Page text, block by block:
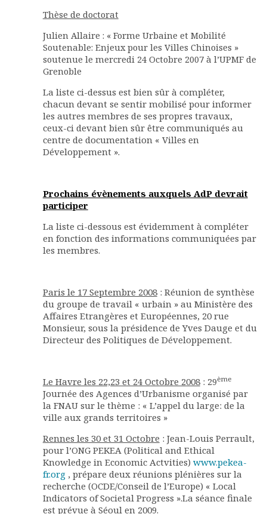
Thèse de doctorat
Julien Allaire : « Forme Urbaine et Mobilité
Soutenable: Enjeux pour les Villes Chinoises »
soutenue le mercredi 24 Octobre 2007 à l’UPMF de
Grenoble
La liste ci-dessus est bien sûr à compléter,
chacun devant se sentir mobilisé pour informer
les autres membres de ses propres travaux,
ceux-ci devant bien sûr être communiqués au
centre de documentation « Villes en
Développement ».
Prochains évènements auxquels AdP devrait
participer
La liste ci-dessous est évidemment à compléter
en fonction des informations communiquées par
les membres.
Paris le 17 Septembre 2008: Réunion de synthèse
du groupe de travail « urbain » au Ministère des
Affaires Etrangères et Européennes, 20 rue
Monsieur, sous la présidence de Yves Dauge et du
Directeur des Politiques de Développement.
Le Havre les 22,23 et 24 Octobre 2008: 29ème
Journée des Agences d’Urbanisme organisé par
la FNAU sur le thème : « L’appel du large: de la
ville aux grands territoires »
Rennes les 30 et 31 Octobre : Jean-Louis Perrault,
pour l’ONG PEKEA (Political and Ethical
Knowledge in Economic Actvities) www.pekea-
fr.org , prépare deux réunions plénières sur la
recherche (OCDE/Conseil de l’Europe) « Local
Indicators of Societal Progress ».La séance finale
est prévue à Séoul en 2009.